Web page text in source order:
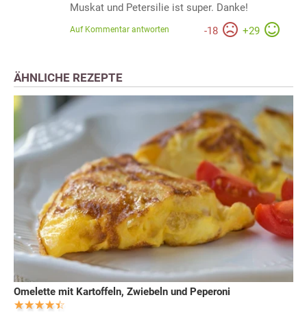
Muskat und Petersilie ist super. Danke!
-18 +29
Auf Kommentar antworten
ÄHNLICHE REZEPTE
Omelette mit Kartoffeln, Zwiebeln und Peperoni